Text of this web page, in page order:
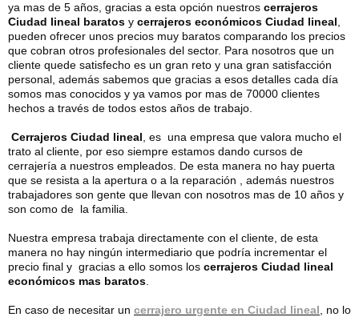
ya mas de 5 años, gracias a esta opción nuestros cerrajeros
Ciudad lineal baratos y cerrajeros económicos Ciudad lineal
pueden ofrecer unos precios muy baratos comparando los precios
que cobran otros profesionales del sector. Para nosotros que un
cliente quede satisfecho es un gran reto y una gran satisfacción
personal, además sabemos que gracias a esos detalles cada día
somos mas conocidos y ya vamos por mas de 70000 clientes
hechos a través de todos estos años de trabajo.
Cerrajeros Ciudad lineal , es una empresa que valora mucho el
trato al cliente, por eso siempre estamos dando cursos de
cerrajería a nuestros empleados. De esta manera no hay puerta
que se resista a la apertura o a la reparación , además nuestros
trabajadores son gente que llevan con nosotros mas de 10 años y
son como de la familia.
Nuestra empresa trabaja directamente con el cliente, de esta
manera no hay ningún intermediario que podría incrementar el
precio final y gracias a ello somos los cerrajeros Ciudad lineal
económicos mas baratos
En caso de necesitar un cerrajero urgente en Ciudad lineal , no lo